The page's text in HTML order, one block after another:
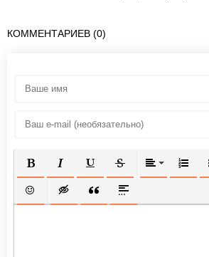
КОММЕНТАРИЕВ (0)
ПОЛУЖИРНЫЙ
КУРСИВПОДЧЕРКНУТЫЙ
ЗАЧЕРКНУТЫЙ
ВСТАВИТЬ СМАЙЛИК
ВСТАВКА СКРЫТОГО ТЕКСТА
ВСТАВКА ЦИТАТЫ
ВСТАВКА